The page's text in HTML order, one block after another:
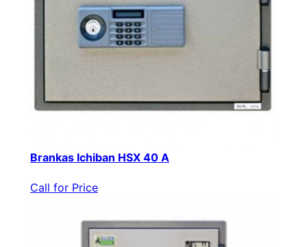
Brankas Ichiban HSX 40 A
Call for Price